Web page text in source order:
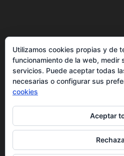
Más información sobre
Inicio
Política de privacidad
Utilizamos cookies propias y de
funcionamiento de la web, medir
servicios. Puede aceptar todas
necesarias o configurar sus
cookies
Aceptar